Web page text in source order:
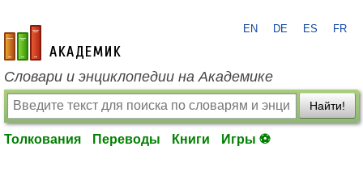
academic.ru
EN DE ES FR
Словари и энциклопедии на Академике
Найти!
Толкования Переводы Книги Игры ⚽